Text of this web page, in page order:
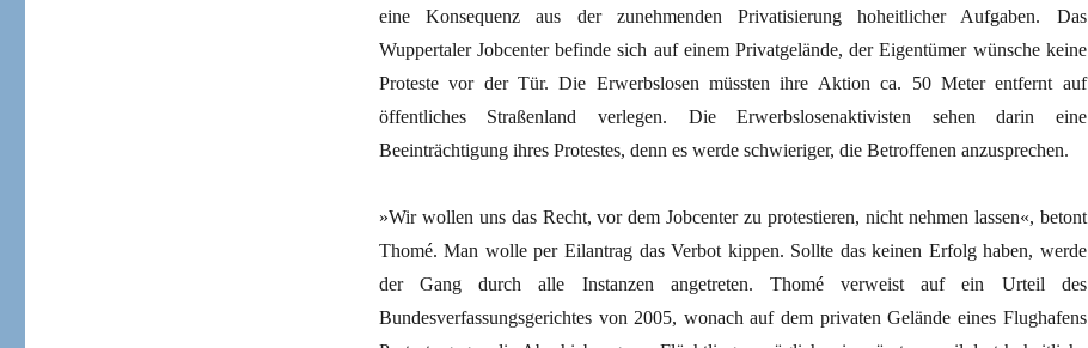
eine Konsequenz aus der zunehmenden Privatisierung hoheitlicher Aufgaben. Das
Wuppertaler Jobcenter befinde sich auf einem Privatgelände, der Eigentümer wünsche keine
Proteste vor der Tür. Die Erwerbslosen müssten ihre Aktion ca. 50 Meter entfernt auf
öffentliches Straßenland verlegen. Die Erwerbslosenaktivisten sehen darin eine
Beeinträchtigung ihres Protestes, denn es werde schwieriger, die Betroffenen anzusprechen.
»Wir wollen uns das Recht, vor dem Jobcenter zu protestieren, nicht nehmen lassen«, betont
Thomé. Man wolle per Eilantrag das Verbot kippen. Sollte das keinen Erfolg haben, werde
der Gang durch alle Instanzen angetreten. Thomé verweist auf ein Urteil des
Bundesverfassungsgerichtes von 2005, wonach auf dem privaten Gelände eines Flughafens